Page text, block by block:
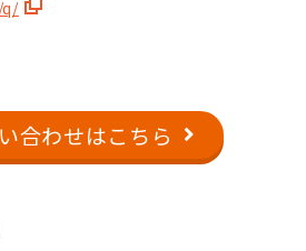
合わせはこちら